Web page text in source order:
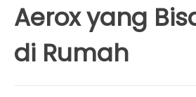
Aerox yang
di Rumah